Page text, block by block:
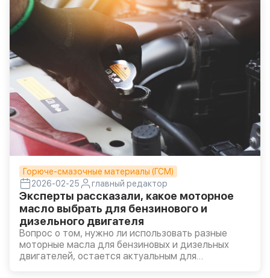
Горюче-смазочные материалы (ГСМ)
2026-02-25
главный редактор
Эксперты рассказали, какое моторное
масло выбрать для бензинового и
дизельного двигателя
Вопрос о том, нужно ли использовать разные
моторные масла для бензиновых и дизельных
двигателей, остается актуальным для